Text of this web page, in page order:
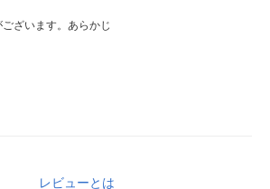
ざいます。あらかじ
レビューとは